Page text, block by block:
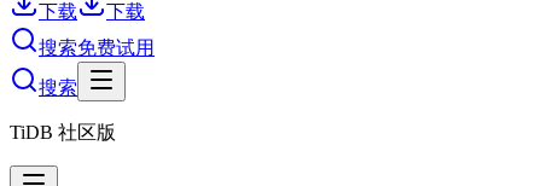
下载
下载
搜索免费试用
搜索
TiDB 社区版